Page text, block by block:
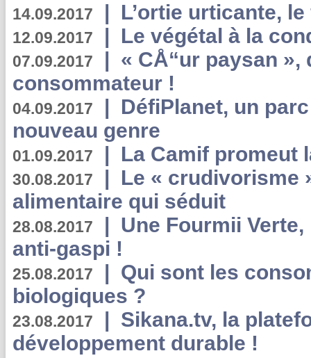
14.09.2017 | L’ortie urticante,
12.09.2017 | Le végétal à la
07.09.2017 | « CÅ“ur paysan
consommateur !
04.09.2017 | DéfiPlanet, un
nouveau genre
01.09.2017 | La Camif promeut
30.08.2017 | Le « crudivorisme
alimentaire qui séduit
28.08.2017 | Une Fourmii
anti-gaspi !
25.08.2017 | Qui sont les
biologiques ?
23.08.2017 | Sikana.tv, la
développement durable !